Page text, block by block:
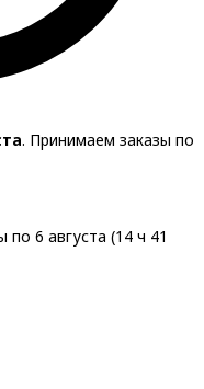
. Принимаем заказы по
по 6 августа (14 ч 41